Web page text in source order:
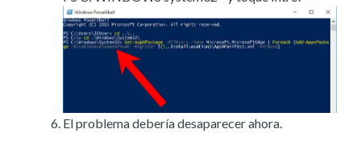
El problema debería desaparecer ahora.